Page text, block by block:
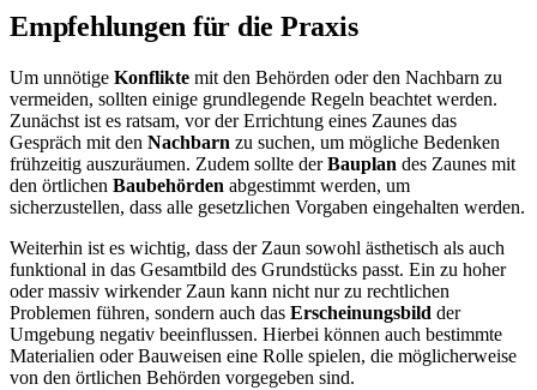
Empfehlungen für die Praxis
Um unnötige Konflikte mit den Behörden oder den Nachbarn zu
vermeiden, sollten einige grundlegende Regeln beachtet werden.
Zunächst ist es ratsam, vor der Errichtung eines Zaunes das
Gespräch mit den Nachbarn zu suchen, um mögliche Bedenken
frühzeitig auszuräumen. Zudem sollte derBauplan des Zaunes mit
den örtlichen Baubehörden abgestimmt werden, um
sicherzustellen, dass alle gesetzlichen Vorgaben eingehalten werden.
Weiterhin ist es wichtig, dass der Zaun sowohl ästhetisch als auch
funktional in das Gesamtbild des Grundstücks passt. Ein zu hoher
oder massiv wirkender Zaun kann nicht nur zu rechtlichen
Problemen führen, sondern auch das Erscheinungsbild der
Umgebung negativ beeinflussen. Hierbei können auch bestimmte
Materialien oder Bauweisen eine Rolle spielen, die möglicherweise
von den örtlichen Behörden vorgegeben sind.